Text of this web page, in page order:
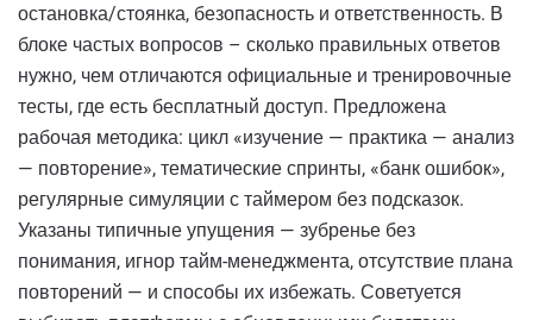
остановка/стоянка, безопасность и ответственность. В
блоке частых вопросов – сколько правильных ответов
нужно, чем отличаются официальные и тренировочные
тесты, где есть бесплатный доступ. Предложена
рабочая методика: цикл «изучение — практика — анализ
— повторение», тематические спринты, «банк ошибок»,
регулярные симуляции с таймером без подсказок.
Указаны типичные упущения — зубренье без
понимания, игнор тайм-менеджмента, отсутствие плана
повторений — и способы их избежать. Советуется